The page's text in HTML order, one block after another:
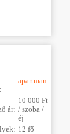
apartman
ár:
10 000 Ft
/ szoba /
éj
12 fő